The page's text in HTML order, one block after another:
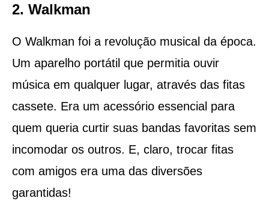
2. Walkman
O Walkman foi a revolução musical da época.
Um aparelho portátil que permitia ouvir
música em qualquer lugar, através das fitas
cassete. Era um acessório essencial para
quem queria curtir suas bandas favoritas sem
incomodar os outros. E, claro, trocar fitas
com amigos era uma das diversões
garantidas!